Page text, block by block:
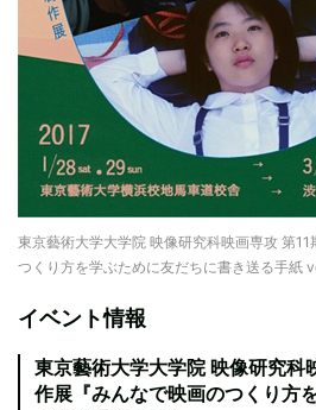
東京藝術大学大学院 映像研究科映画専攻 第
つくり方を学ぶために友だちに書き送る手紙
イベント情報
東京藝術大学大学院 映像研究科
作展『みんなで映画のつくり方